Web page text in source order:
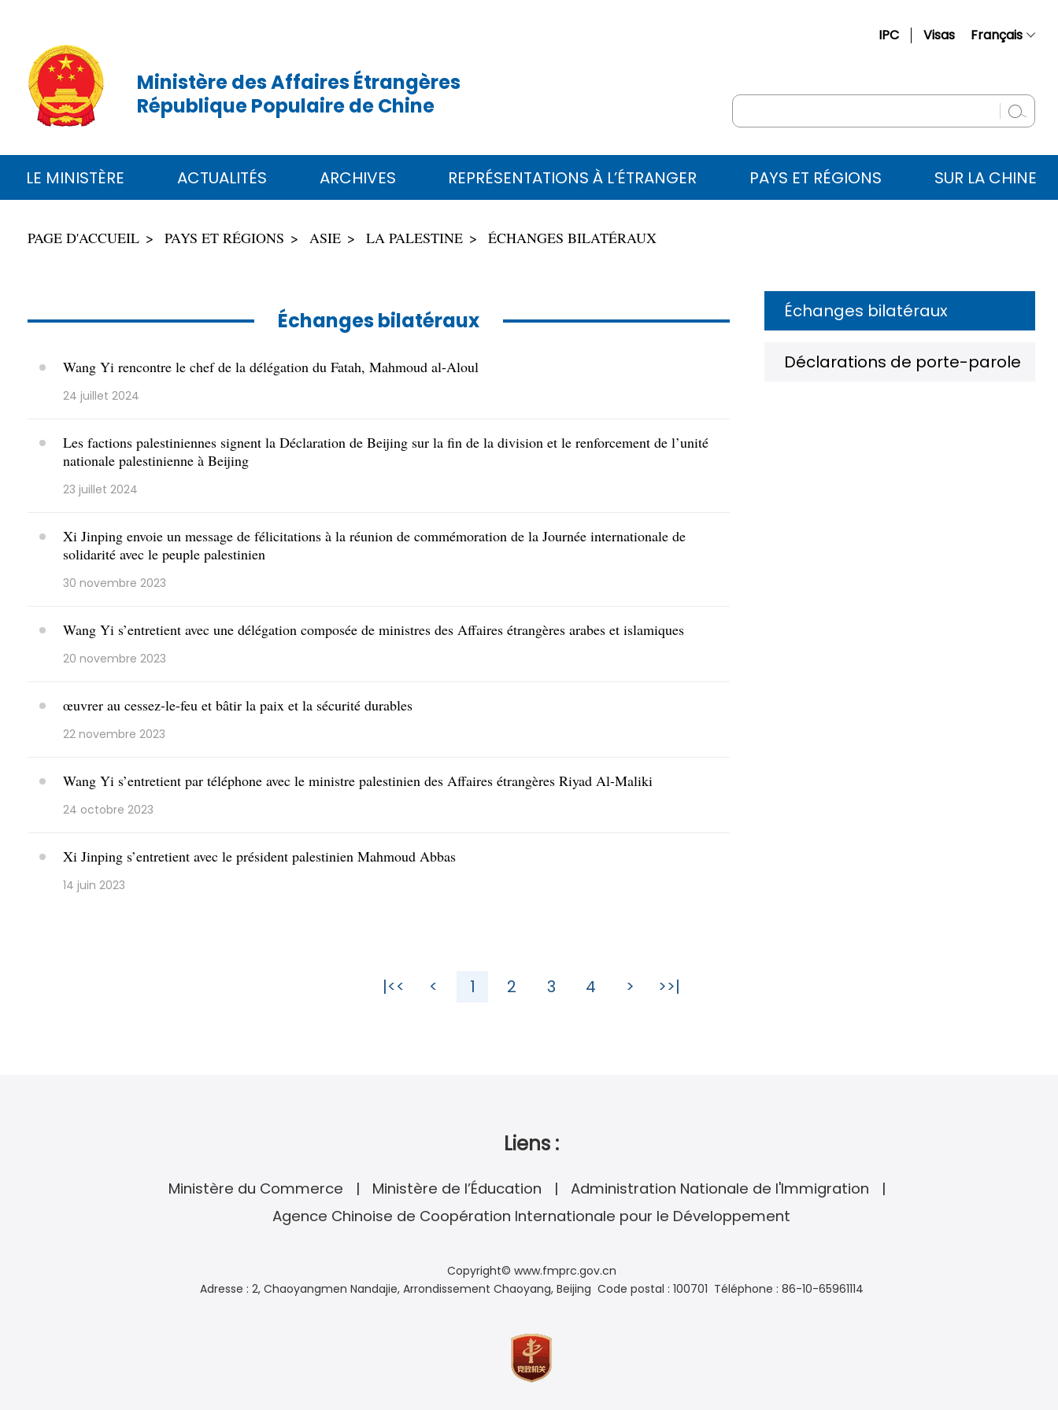
IPC Visas Français
English
Русский
Español
Ministère des Affaires Étrangères
République Populaire de Chine
LE MINISTÈRE ACTUALITÉS ARCHIVES REPRÉSENTATIONS À L’ÉTRANGER PAYS ET RÉGIONS SUR LA CHINE
PAGE D'ACCUEIL PAYS ET RÉGIONS ASIE LA PALESTINE ÉCHANGES BILATÉRAUX
Échanges bilatéraux
Wang Yi rencontre le chef de la délégation du Fatah, Mahmoud al-Aloul
24 juillet 2024
Les factions palestiniennes signent la Déclaration de Beijing sur la fin de la division et le renforcement de l’unité
nationale palestinienne à Beijing
23 juillet 2024
Xi Jinping envoie un message de félicitations à la réunion de commémoration de la Journée internationale de
solidarité avec le peuple palestinien
30 novembre 2023
Wang Yi s’entretient avec une délégation composée de ministres des Affaires étrangères arabes et islamiques
20 novembre 2023
œuvrer au cessez-le-feu et bâtir la paix et la sécurité durables
22 novembre 2023
Wang Yi s’entretient par téléphone avec le ministre palestinien des Affaires étrangères Riyad Al-Maliki
24 octobre 2023
Xi Jinping s’entretient avec le président palestinien Mahmoud Abbas
14 juin 2023
Échanges bilatéraux
Déclarations de porte-parole
|<< < 1 2 3 4 > >>|
Liens :
Ministère du Commerce Ministère de l’Éducation
Administration Nationale de l'Immigration
Agence Chinoise de Coopération Internationale pour le Développement
Copyright© www.fmprc.gov.cn
Adresse : 2, Chaoyangmen Nandajie, Arrondissement Chaoyang, Beijing Code postal : 100701 Téléphone : 86-10-65961114